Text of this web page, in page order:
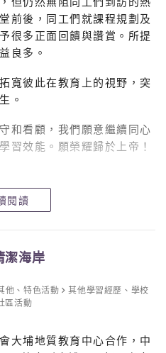
前後，同工們就課程規劃及
很多正面回饋與讚賞。所提
良多。
寬彼此在教育上的視野，突
。
和看顧，我們願意繼續同心
習效能。願榮耀歸於上帝！
閱讀
潔海岸
他 、特色活動 其他學習經歷 、 學校
區活動
大埔地質教育中心合作，中